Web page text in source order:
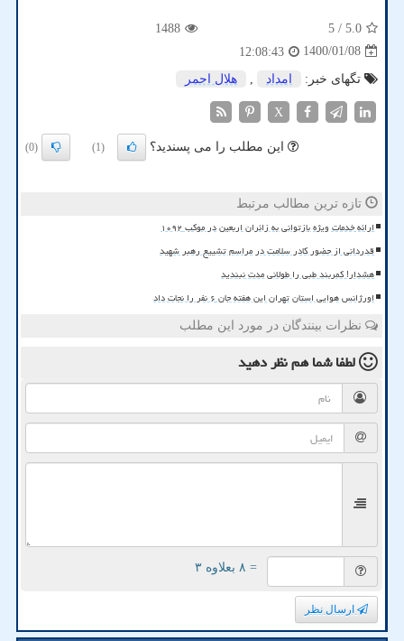
5.0
/ 5
1488
1400/01/08
12:08:43
تگهای خبر:
امداد , هلال احمر
X
این مطلب را می پسندید؟ (1)
(0)
تازه ترین مطالب مرتبط
ارائه خدمات ویژه بازتوانی به زائران اربعین در موکب ۱۰۹۲
قدردانی از حضور کادر سلامت در مراسم تشییع رهبر شهید
هشدار! کمربند طبی را طولانی مدت نبندید
اورژانس هوایی استان تهران این هفته جان ۶ نفر را نجات داد
نظرات بینندگان در مورد این مطلب
لطفا شما همنظر دهید
= ۸ بعلاوه ۳
ارسال نظر